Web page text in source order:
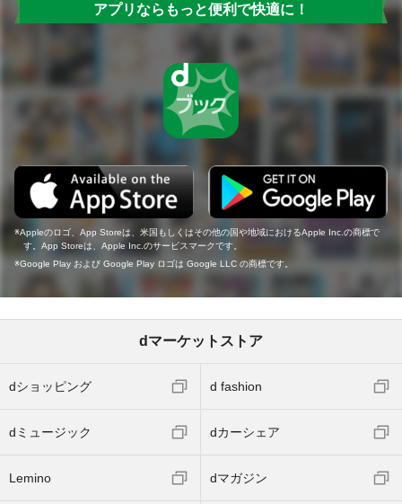
アプリならもっと便利で快適に！
Appleのロゴ、App Storeは、米国もしくはその他の国や地域におけるApple Inc.の商標で
す。App Storeは、Apple Inc.のサービスマークです。
Google Play および Google Play ロゴは Google LLC の商標です。
dマーケットストア
dショッピング d fashion
dミュージック dカーシェア
Lemino dマガジン